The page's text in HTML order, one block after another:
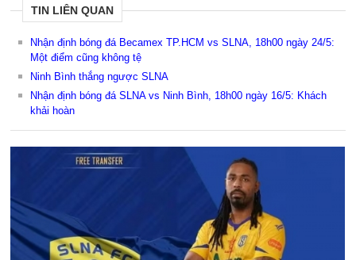
TIN LIÊN QUAN
Nhận định bóng đá Becamex TP.HCM vs SLNA, 18h00 ngày 24/5:
Một điểm cũng không tệ
Ninh Bình thắng ngược SLNA
Nhận định bóng đá SLNA vs Ninh Bình, 18h00 ngày 16/5: Khách
khải hoàn